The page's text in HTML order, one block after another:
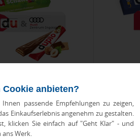
anbieten?
passende Empfehlungen zu zeigen,
Einkaufserlebnis angenehm zu gestalten.
klicken Sie einfach auf "Geht Klar" - und
Werk.
in Werbekartonage
duplo